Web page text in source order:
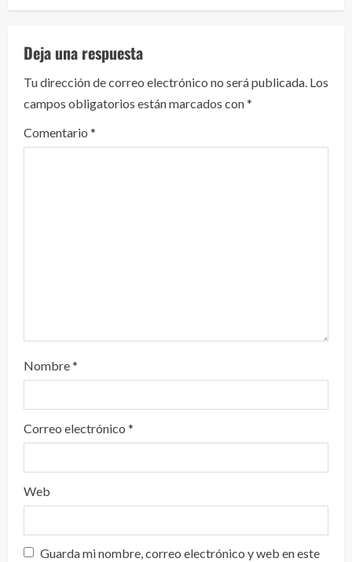
l
e
y
e
n
Deja una respuesta
Tu dirección de correo electrónico no será publicada. Los
campos obligatorios están marcados con*
Comentario *
Nombre*
Correo electrónico *
Web
Guarda mi nombre, correo electrónico y web en este